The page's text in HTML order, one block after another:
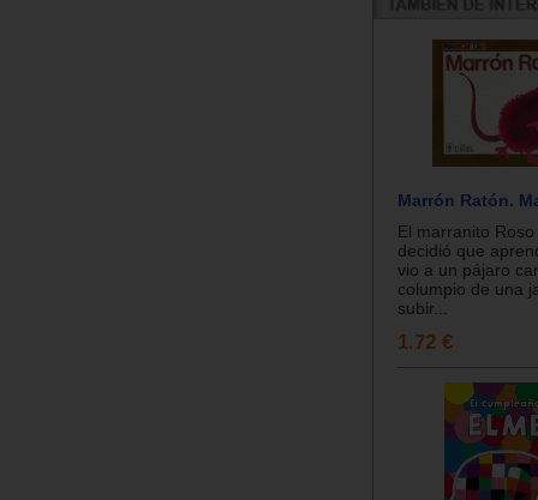
Marrón Ratón.
El marranito
decidió que
vio a un pájaro
columpio de una
subir...
1.72 €